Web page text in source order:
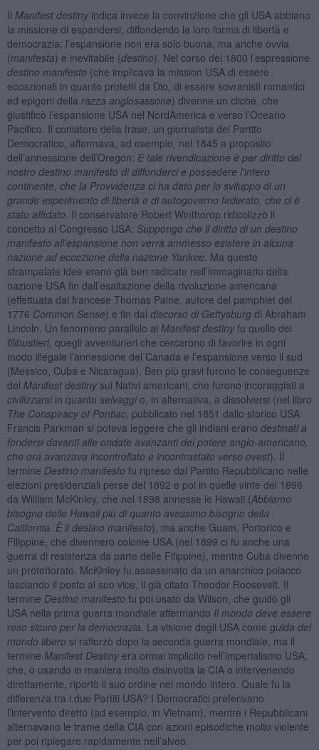
Il Manifest destinyindica invece la convinzione che gli USA abbiano
la missione di espandersi, diffondendo la loro forma di libertà e
democrazia: l’espansione non era solo buona, ma anche ovvia
(manifesta) e inevitabile (destino). Nel corso del 1800 l’espressione
destino manifesto (che implicava la mission USA di essere
eccezionali in quanto protetti da Dio, di essere sovranisti romantici
ed epigoni della razza anglosassone) divenne un cliché, che
giustificò l’espansione USA nel NordAmerica e verso l’Oceano
Pacifico. Il coniatore della frase, un giornalista del Partito
Democratico, affermava, ad esempio, nel 1845 a proposito
dell’annessione dell’Oregon: E tale rivendicazione è per diritto del
nostro destino manifesto di diffonderci e possedere l’intero
continente, che la Provvidenza ci ha dato per lo sviluppo di un
grande esperimento di libertà e di autogoverno federato, che ci è
stato affidato. Il conservatore Robert Winthorop ridicolizzò il
concetto al Congresso USA: Suppongo che il diritto di un destino
manifesto all’espansione non verrà ammesso esistere in alcuna
nazione ad eccezione della nazione Yankee . Ma queste
strampalate idee erano già ben radicate nell’immaginario della
nazione USA fin dall’esaltazione della rivoluzione americana
(effettuata dal francese Thomas Paine, autore del pamphlet del
1776 Common Sense) e fin dal discorso di Gettysburgdi Abraham
Lincoln. Un fenomeno parallelo al Manifest destinyfu quello dei
filibustieri, quegli avventurieri che cercarono di favorire in ogni
modo illegale l’annessione del Canada e l’espansione verso il sud
(Messico, Cuba e Nicaragua). Ben più gravi furono le conseguenze
del Manifest destinysui Nativi americani, che furono incoraggiati a
civilizzarsiin quanto selvaggio, in alternativa, a dissolversi (nel libro
The Conspiracy of Pontiac, pubblicato nel 1851 dallo storico USA
Francis Parkman si poteva leggere che gli indiani erano destinati a
fondersi davanti alle ondate avanzanti del potere anglo-americano,
che ora avanzava incontrollato e incontrastato verso ovest). Il
termine Destino manifesto fu ripreso dal Partito Repubblicano nelle
elezioni presidenziali perse del 1892 e poi in quelle vinte del 1896
da William McKinley, che nel 1898 annesse le Hawaii (Abbiamo
bisogno delle Hawaii più di quanto avessimo bisogno della
California. È il destino manifesto), ma anche Guam, Portorico e
Filippine, che divennero colonie USA (nel 1899 ci fu anche una
guerra di resistenza da parte delle Filippine), mentre Cuba divenne
un protettorato. McKinley fu assassinato da un anarchico polacco
lasciando il posto al suo vice, il già citato Theodor Roosevelt. Il
termine Destino manifesto fu poi usato da Wilson, che guidò gli
USA nella prima guerra mondiale affermando Il mondo deve essere
reso sicuro per la democrazia . La visione degli USA come guida del
mondo libero si rafforzò dopo la seconda guerra mondiale, ma il
termine Manifest Destinyera ormai implicito nell’imperialismo USA,
che, o usando in maniera molto disinvolta la CIA o intervenendo
direttamente, riportò il suo ordine nel mondo intero. Quale fu la
differenza tra i due Partiti USA? I Democratici preferivano
l’intervento diretto (ad esempio, in Vietnam), mentre i Repubblicani
alternavano le trame della CIA con azioni episodiche molto violente
per poi ripiegare rapidamente nell’alveo.